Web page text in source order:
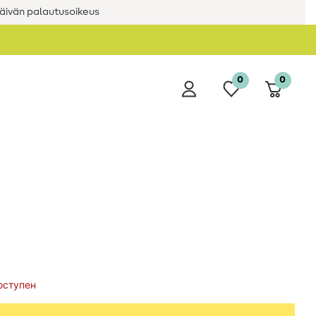
palautusoikeus
0 0